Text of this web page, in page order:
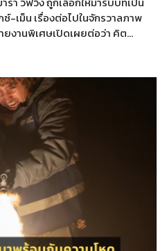
-เม็น เรื่องต่อไปในจักรวาลภาพ
ยงานพิเศษเปิดเผยต่อว่า คิต…